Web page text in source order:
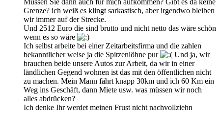
Grenze? ich weiß es klingt sarkastisch, aber irgendwo bleiben
wir immer auf der Strecke.
Und 2512 Euro die sind brutto und nicht netto das wäre schön
wenn es so wäre
Ich selbst arbeite bei einer Zeitarbeitsfirma und die zahlen
bekanntlicher weise ja die Spitzenlöhne pur
Und ja, wir
brauchen beide unsere Autos zur Arbeit, da wir in einer
ländlichen Gegend wohnen ist das mit den öffentlichen nicht
zu machen. Mein Mann fährt knapp 30km und ich 60 Km ein
Weg ins Geschäft, dann Miete usw. was müssen wir noch
alles abdrücken?
Ich denke Ihr werdet meinen Frust nicht nachvollziehn